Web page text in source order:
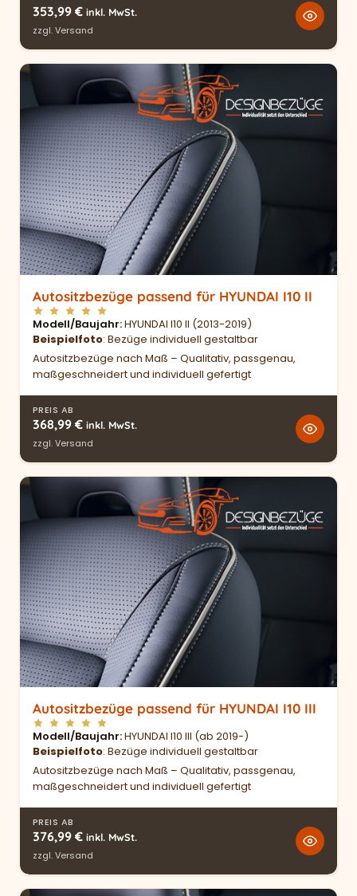
353,99 € inkl. MwSt.
zzgl.Versand
Autositzbezüge passend für HYUNDAI I10 II
Modell/Baujahr HYUNDAI I10 II (2013-2019)
Beispielfoto: Bezüge individuell gestaltbar
Autositzbezüge nach Maß – Qualitativ, passgenau,
maßgeschneidert und individuell gefertigt
PREIS AB
368,99 € inkl. MwSt.
zzgl.Versand
Autositzbezüge passend für HYUNDAI I10 III
Modell/Baujahr HYUNDAI I10 III (ab 2019-)
Beispielfoto: Bezüge individuell gestaltbar
Autositzbezüge nach Maß – Qualitativ, passgenau,
maßgeschneidert und individuell gefertigt
PREIS AB
376,99 € inkl. MwSt.
zzgl.Versand